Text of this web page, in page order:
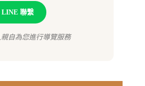
LINE 聯繫
自為您進行導覽服務